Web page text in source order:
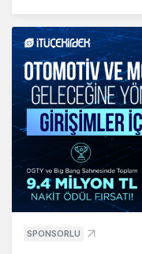
SPONSORLU